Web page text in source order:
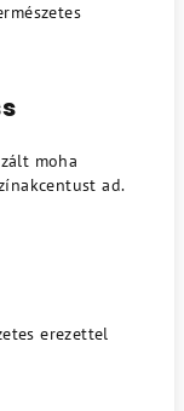
moha
ad.
erezettel